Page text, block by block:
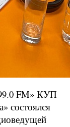
FM» КУП
состоялся